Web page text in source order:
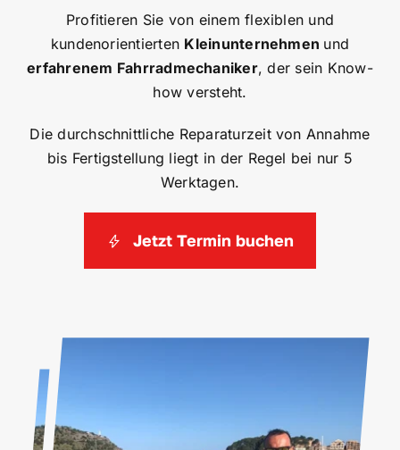
Profitieren Sie von einem flexiblen und
kundenorientierten Kleinunternehmen und
erfahrenem Fahrradmechaniker, der sein Know-
how versteht.
Die durchschnittliche Reparaturzeit von Annahme
bis Fertigstellung liegt in der Regel bei nur 5
Werktagen.
Jetzt Termin buchen